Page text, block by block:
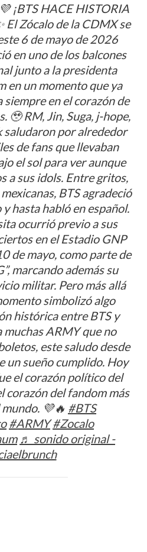
¡BTS HACE HISTORIA
Zócalo de la CDMX se
6 de mayo de 2026
en uno de los balcones
junto a la presidenta
en un momento que ya
en el corazón de
🥹 RM, Jin, Suga, j-hope,
saludaron por alrededor
de fans que llevaban
el sol para ver aunque
a sus idols. Entre gritos,
BTS agradeció
hasta habló en español.
ocurrió previo a sus
en el Estadio GNP
de mayo, como parte de
marcando además su
militar. Pero más allá
simbolizó algo
histórica entre BTS y
muchas ARMY que no
este saludo desde
un sueño cumplido. Hoy
el corazón político del
corazón del fandom más
💜🔥 #BTS
#ARMY #Zocalo
♬ sonido original -